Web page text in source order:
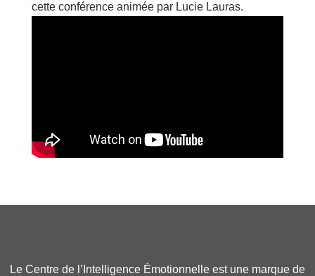
cette conférence animée par Lucie Lauras.
Le Centre de l’Intelligence Émotionnelle est une marque de